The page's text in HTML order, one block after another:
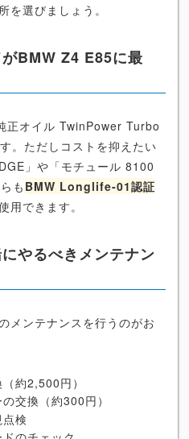
を選びましょう。
BMW Z4 E85に最
正オイル TwinPower Turbo
。ただしコストを抑えたい
」や「モチュール 8100
も BMW Longlife-01認証
用できます。
やるべきメンテナン
メンテナンスを行うのがお
約2,500円）
交換（約300円）
検